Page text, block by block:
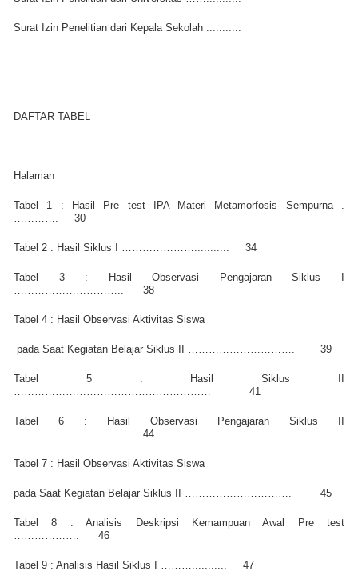
Surat Izin Penelitian dari Kepala Sekolah ...........
DAFTAR TABEL
Halaman
Tabel 1 : Hasil Pre test IPA Materi Metamorfosis Sempurna .
30
Tabel 2 : Hasil Siklus I …………………........... 34
Tabel 3 : Hasil Observasi Pengajaran Siklus I
38
Tabel 4 : Hasil Observasi Aktivitas Siswa
pada Saat Kegiatan Belajar Siklus II …………………………. 39
Tabel 5 : Hasil Siklus II
41
Tabel 6 : Hasil Observasi Pengajaran Siklus II
44
Tabel 7 : Hasil Observasi Aktivitas Siswa
pada Saat Kegiatan Belajar Siklus II …………………………. 45
Tabel 8 : Analisis Deskripsi Kemampuan Awal Pre test
46
Tabel 9 : Analisis Hasil Siklus I ………........... 47